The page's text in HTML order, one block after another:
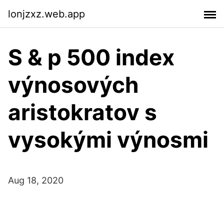
lonjzxz.web.app
S & p 500 index
výnosových
aristokratov s
vysokými výnosmi
Aug 18, 2020